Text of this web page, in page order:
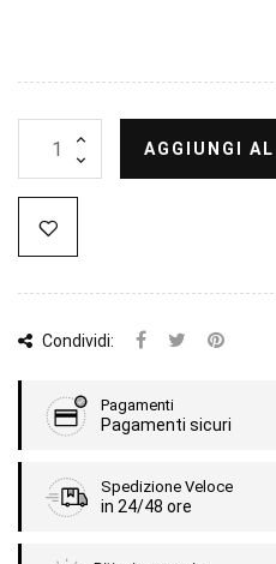
AGGIUNGI
Condividi:
Pagamenti
Pagamenti sicuri
Spedizione Veloce
in 24/48 ore